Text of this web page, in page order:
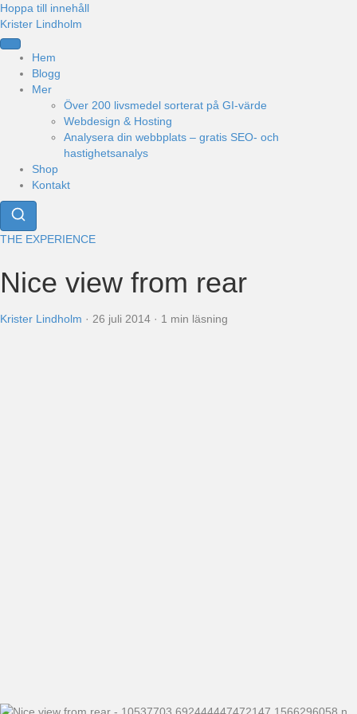
Hoppa till innehåll
Krister Lindholm
Hem
Blogg
Mer
Över 200 livsmedel sorterat på GI-värde
Webdesign & Hosting
Analysera din webbplats – gratis SEO- och
hastighetsanalys
Shop
Kontakt
THE EXPERIENCE
Nice view from rear
Krister Lindholm · 26 juli 2014 · 1 min läsning